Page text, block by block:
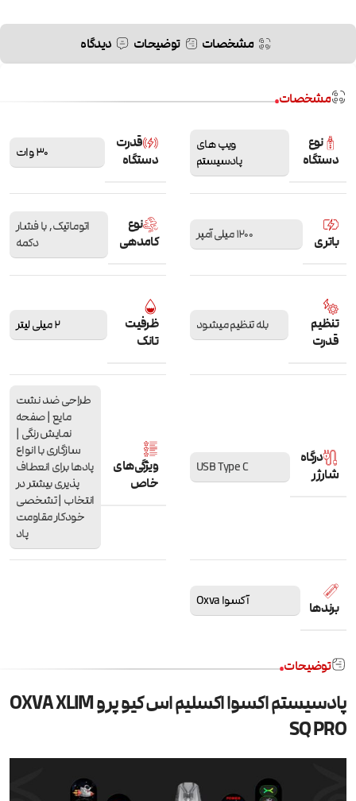
مشخصات توضیحات دیدگاه
مشخصات
نوع
دستگاه
ویپ های
پادسیستم
قدرت
دستگاه
30 وات
باتری 1200 میلی آمپر
نوع
کامدهی
اتوماتیک,با فشار
دکمه
تنظیم
قدرت
بله تنظیم میشود
ظرفیت
تانک
2 میلی لیتر
درگاه
شارژر
USB Type C
ویژگی‌های
خاص
طراحی ضد نشت
مایع | صفحه
نمایش رنگی |
سازگاری با انواع
پادها برای انعطاف
پذیری بیشتر در
انتخاب | تشخصی
خودکار مقاومت
پاد
برندها آکسوا Oxva
توضیحات
پادسیستم اکسوا اکسلیم اس کیو پرو OXVA XLIM
SQ PRO